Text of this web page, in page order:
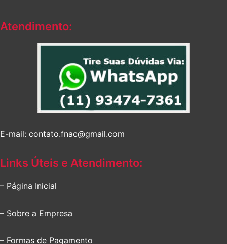
Atendimento:
E-mail: contato.fnac@gmail.com
Links Úteis e Atendimento:
– Página Inicial
– Sobre a Empresa
– Formas de Pagamento